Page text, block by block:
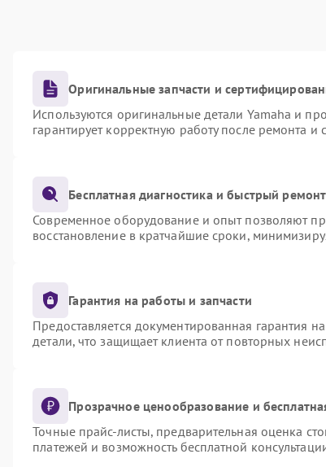
Оригинальные запчасти и
Используются оригинальные детали Yamaha и
гарантирует корректную работу после ремонта и
Бесплатная диагностика и быстрый ремонт
Современное оборудование и опыт позволяют
восстановление в кратчайшие сроки,
Гарантия на работы и запчасти
Предоставляется документированная гарантия
детали, что защищает клиента от повторных
Прозрачное ценообразование и
Точные прайс-листы, предварительная оценка
платежей и возможность бесплатной